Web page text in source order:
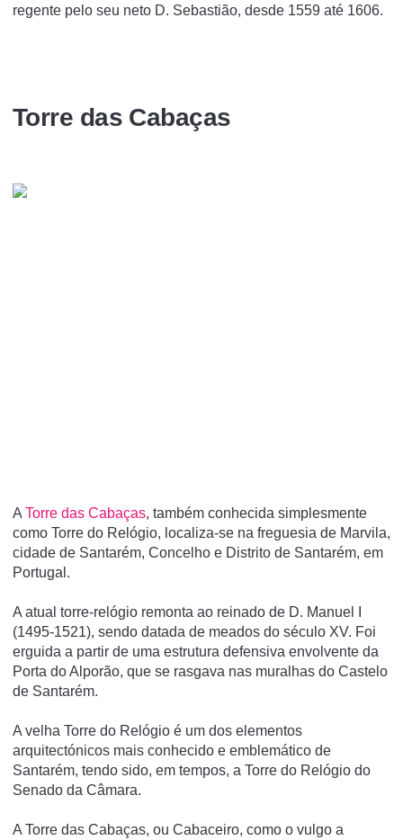
regente pelo seu neto D. Sebastião, desde 1559 até 1606.
Torre das Cabaças
A Torre das Cabaças, também conhecida simplesmente
como Torre do Relógio, localiza-se na freguesia de Marvila,
cidade de Santarém, Concelho e Distrito de Santarém, em
Portugal.
A atual torre-relógio remonta ao reinado de D. Manuel I
(1495-1521), sendo datada de meados do século XV. Foi
erguida a partir de uma estrutura defensiva envolvente da
Porta do Alporão, que se rasgava nas muralhas do Castelo
de Santarém.
A velha Torre do Relógio é um dos elementos
arquitectónicos mais conhecido e emblemático de
Santarém, tendo sido, em tempos, a Torre do Relógio do
Senado da Câmara.
A Torre das Cabaças, ou Cabaceiro, como o vulgo a